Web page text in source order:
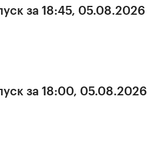
за 18:45, 05.08.2026
за 18:00, 05.08.2026